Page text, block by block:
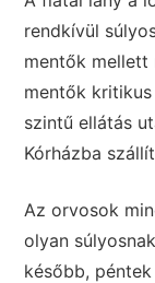
rendkívül
mentők mellett
mentők
szintű ellátás
Kórházba
Az orvosok
olyan
később,